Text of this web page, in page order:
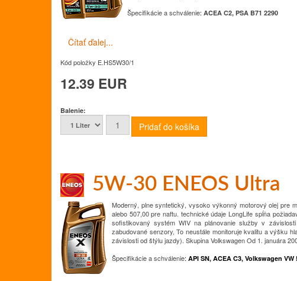
Špecifikácie a schválenie: ACEA C2, PSA B71 2290
Čítať ďalej...
Kód položky E.HS5W30/1
12.39 EUR
Balenie:
5W-30 ENEOS Ultra
Moderný, plne syntetický, vysoko výkonný motorový olej pre
alebo 507,00 pre naftu. technické údaje LongLife spĺňa
sofistikovaný systém WIV na plánovanie služby v
zabudované senzory, To neustále monitoruje kvalitu a výšku
závislosti od štýlu jazdy). Skupina VolkswagenOd 1. januára
Špecifikácie a schválenie: API SN, ACEA C3, Volkswagen